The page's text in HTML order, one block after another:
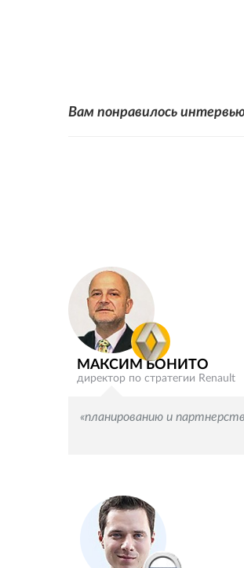
Вам понравилось
МАКСИМ БОНИТО
директор по стратегии Renault
«планированию и